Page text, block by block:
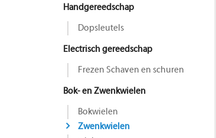
Handgereedschap
Dopsleutels
Electrisch gereedschap
Frezen Schaven en schuren
Bok- en Zwenkwielen
Bokwielen
Zwenkwielen